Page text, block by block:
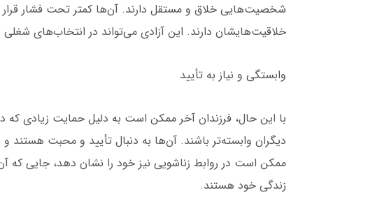
شخصیت‌هایی خلاق و مستقل دارند. آن‌ها کمتر تحت فشار قرار
خلاقیت‌هایشان دارند. این آزادی می‌تواند در انتخاب‌های
وابستگی و نیاز به تأیید
با این حال، فرزندان آخر ممکن است به دلیل حمایت زیادی که
دیگران وابسته‌تر باشند. آن‌ها به دنبال تأیید و محبت هستند و
ممکن است در روابط زناشویی نیز خود را نشان دهد، جایی
زندگی خود هستند.